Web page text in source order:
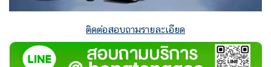
ติดต่อสอบถามรายละเอียด